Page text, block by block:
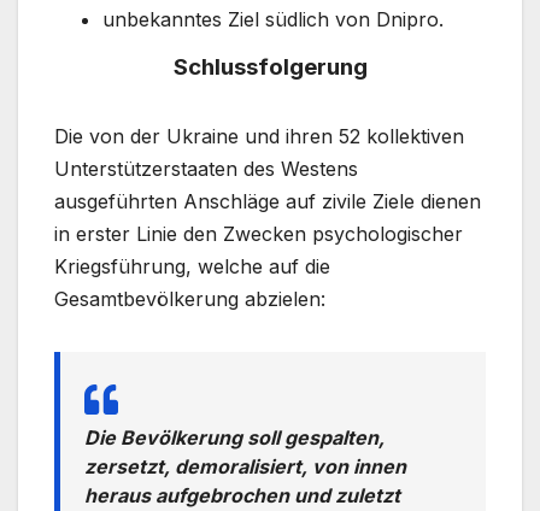
unbekanntes Ziel südlich von Dnipro.
Schlussfolgerung
Die von der Ukraine und ihren 52 kollektiven
Unterstützerstaaten des Westens
ausgeführten Anschläge auf zivile Ziele dienen
in erster Linie den Zwecken psychologischer
Kriegsführung, welche auf die
Gesamtbevölkerung abzielen:
Die Bevölkerung soll gespalten,
zersetzt, demoralisiert, von innen
heraus aufgebrochen und zuletzt